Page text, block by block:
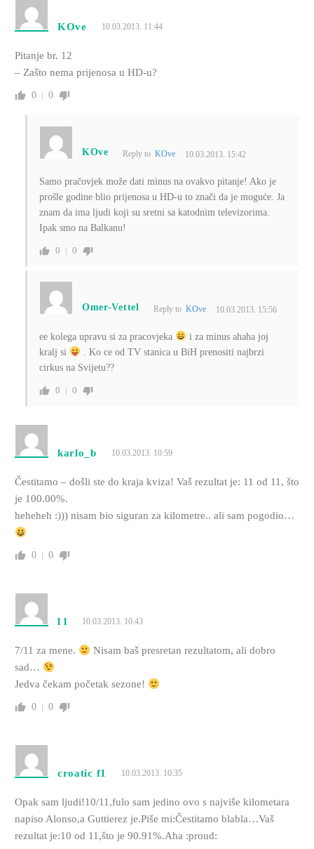
KOve 10.03.2013. 11:44
Pitanje br. 12
– Zašto nema prijenosa u HD-u?
0 0
KOve Reply to KOve 10.03.2013. 15:42
Samo pračovjek može dati minus na ovakvo pitanje! Ako je
prošle godine blio prijenosa u HD-u to znači da je moguće. Ja
znam da ima ljudi koji su sretni sa katodnim televizorima.
Ipak smo na Balkanu!
0 0
Omer-Vettel Reply to KOve 10.03.2013. 15:56
ee kolega upravu si za pracovjeka
i za minus ahaha joj
kralj si
. Ko ce od TV stanica u BiH prenositi najbrzi
cirkus na Svijetu??
0 0
karlo_b 10.03.2013. 10:59
Čestitamo – došli ste do kraja kviza! Vaš rezultat je: 11 od 11, što
je 100.00%.
heheheh :))) nisam bio siguran za kilometre.. ali sam pogodio…
0 0
l l 10.03.2013. 10:43
7/11 za mene.
Nisam baš presretan rezultatom, ali dobro
sad…
Jedva čekam početak sezone!
0 0
croatic f1 10.03.2013. 10:35
Opak sam ljudi!10/11,fulo sam jedino ovo s najviše kilometara
napiso Alonso,a Guttierez je.Piše mi:Čestitamo blabla…Vaš
rezultat je:10 od 11,što je 90.91%.Aha :proud: